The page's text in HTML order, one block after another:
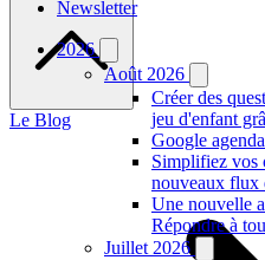
Newsletter
2026
Août 2026
Créer des
jeu d'enfant
Google
Simplifiez vos
nouveaux flux
Une nouvelle
Répondre à
Juillet 2026
Le Blog